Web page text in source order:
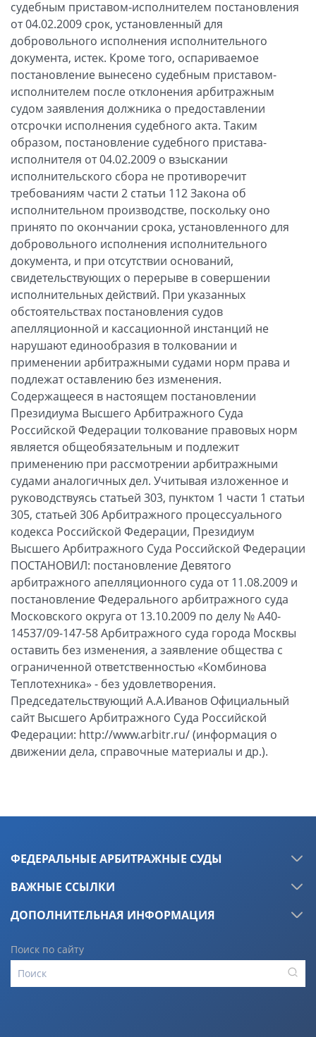
судебным приставом-исполнителем постановления
от 04.02.2009 срок, установленный для
добровольного исполнения исполнительного
документа, истек. Кроме того, оспариваемое
постановление вынесено судебным приставом-
исполнителем после отклонения арбитражным
судом заявления должника о предоставлении
отсрочки исполнения судебного акта. Таким
образом, постановление судебного пристава-
исполнителя от 04.02.2009 о взыскании
исполнительского сбора не противоречит
требованиям части 2 статьи 112 Закона об
исполнительном производстве, поскольку оно
принято по окончании срока, установленного для
добровольного исполнения исполнительного
документа, и при отсутствии оснований,
свидетельствующих о перерыве в совершении
исполнительных действий. При указанных
обстоятельствах постановления судов
апелляционной и кассационной инстанций не
нарушают единообразия в толковании и
применении арбитражными судами норм права и
подлежат оставлению без изменения.
Содержащееся в настоящем постановлении
Президиума Высшего Арбитражного Суда
Российской Федерации толкование правовых норм
является общеобязательным и подлежит
применению при рассмотрении арбитражными
судами аналогичных дел. Учитывая изложенное и
руководствуясь статьей 303, пунктом 1 части 1 статьи
305, статьей 306 Арбитражного процессуального
кодекса Российской Федерации, Президиум
Высшего Арбитражного Суда Российской Федерации
ПОСТАНОВИЛ: постановление Девятого
арбитражного апелляционного суда от 11.08.2009 и
постановление Федерального арбитражного суда
Московского округа от 13.10.2009 по делу № А40-
14537/09-147-58 Арбитражного суда города Москвы
оставить без изменения, а заявление общества с
ограниченной ответственностью «Комбинова
Теплотехника» - без удовлетворения.
Председательствующий А.А.Иванов Официальный
сайт Высшего Арбитражного Суда Российской
Федерации: http://www.arbitr.ru/ (информация о
движении дела, справочные материалы и др.).
ФЕДЕРАЛЬНЫЕ АРБИТРАЖНЫЕ СУДЫ
ВАЖНЫЕ ССЫЛКИ
ДОПОЛНИТЕЛЬНАЯ ИНФОРМАЦИЯ
Поиск по сайту